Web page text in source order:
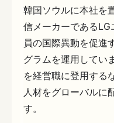
韓国ソウルに本社を
信メーカーである
員の国際異動を促進
グラムを運用してい
を経営職に登用する
人材をグローバルに
す。